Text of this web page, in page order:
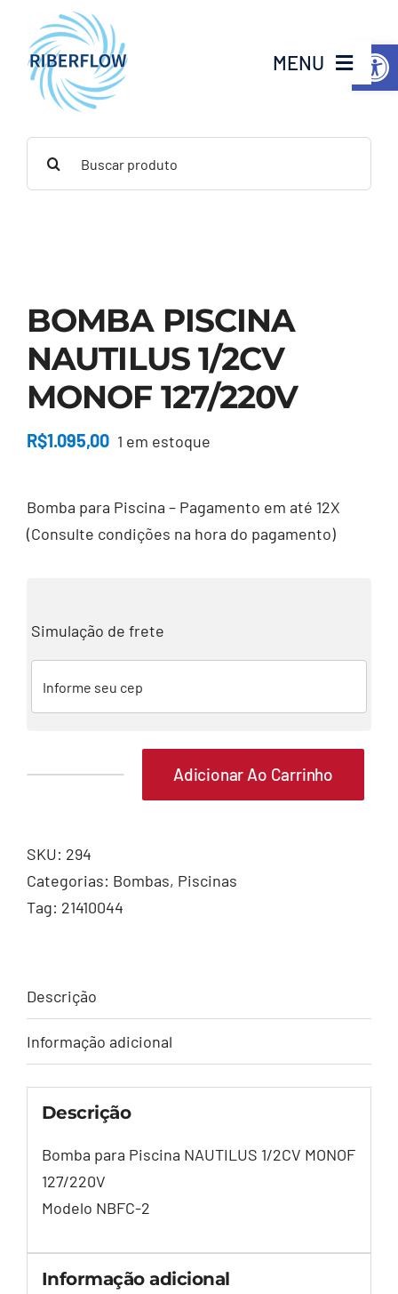
conteúdo
MENU
Institucional
Contato
Minha Conta
Carrinho
resultados
BOMBA PISCINA
NAUTILUS 1/2CV
MONOF 127/220V
R$1.095,00 1 em estoque
Bomba para Piscina – Pagamento em até 12X
(Consulte condições na hora do pagamento)
Simulação de frete
1/2CV
MONOF
127/220V
Adicionar Ao Carrinho
SKU: 294
Categorias: Bombas, Piscinas
Tag: 21410044
Descrição
Informação adicional
Descrição
Bomba para Piscina NAUTILUS 1/2CV MONOF
127/220V
Modelo NBFC-2
Informação adicional